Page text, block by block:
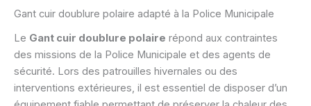
Gant cuir doublure polaire adapté à la Police Municipale
Le Gant cuir doublure polaire répond aux contraintes
des missions de la Police Municipale et des agents de
sécurité. Lors des patrouilles hivernales ou des
interventions extérieures, il est essentiel de disposer d’un